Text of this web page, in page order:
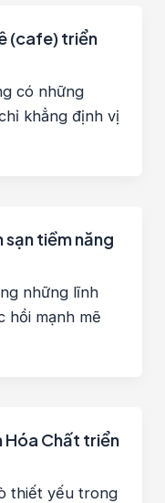
(cafe) triển
có những
khẳng định vị
sạn tiềm năng
những lĩnh
hồi mạnh mẽ
Hóa Chất triển
thiết yếu trong